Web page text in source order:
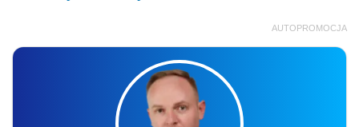
AUTOPROMOCJA